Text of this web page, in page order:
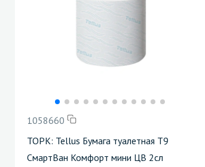
1058660
ТОРК: Tellus Бумага туалетная Т9
СмартВан Комфорт мини ЦВ 2сл